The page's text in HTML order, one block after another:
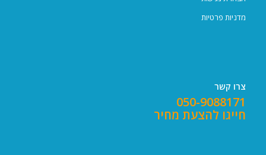
מדניות פרטיות
צרו קשר
050-9088171
חייגו להצעת מחיר